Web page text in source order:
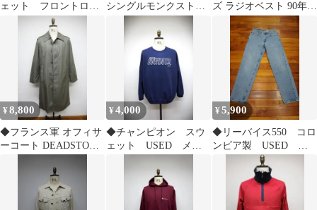
ェット フロントロ
ゴ Vガゼット
USED アメリカ製
シングルモンクストラ
ップ USED US7
ズ ラジオベスト 90年代
製 未使用品 サイズM
¥8,800
◆フランス軍 オフィサ
ーコート DEADSTOCK
¥4,000
◆チャンピオン スウ
ェット USED メキ
シコ製 サイズXL ロ
ゴ 90s
¥5,900
◆リーバイス550 コロ
ンビア製 USED サ
イズ34 リラックスフ